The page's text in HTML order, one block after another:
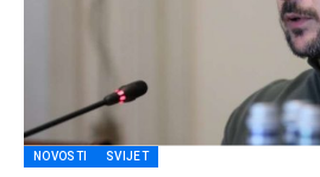
NOVOSTI SVIJET